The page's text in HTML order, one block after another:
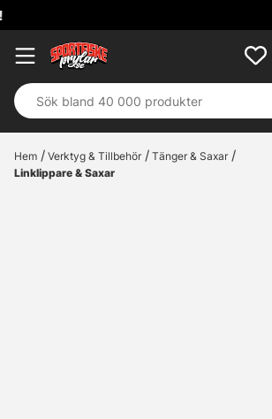
Hem Verktyg & Tillbehör
Tänger & Saxar
Linklippare & Saxar